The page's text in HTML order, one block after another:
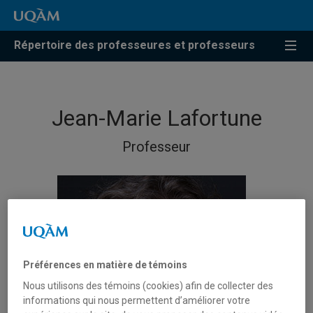
Répertoire des professeures et professeurs
Jean-Marie Lafortune
Professeur
Préférences en matière de témoins
Nous utilisons des témoins (cookies) afin de collecter des
informations qui nous permettent d’améliorer votre